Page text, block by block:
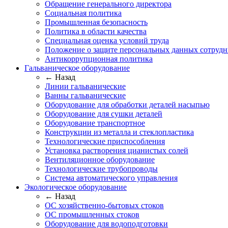
Обращение генерального директора
Социальная политика
Промышленная безопасность
Политика в области качества
Специальная оценка условий труда
Положение о защите персональных данных
Антикоррупционная политика
Гальваническое оборудование
← Назад
Линии гальванические
Ванны гальванические
Оборудование для обработки деталей насыпью
Оборудование для сушки деталей
Оборудование транспортное
Конструкции из металла и стеклопластика
Технологические приспособления
Установка растворения цианистых солей
Вентиляционное оборудование
Технологические трубопроводы
Система автоматического управления
Экологическое оборудование
← Назад
ОС хозяйственно-бытовых стоков
ОС промышленных стоков
Оборудование для водоподготовки